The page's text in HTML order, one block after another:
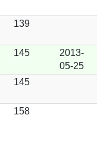
139
145
2013-
05-25
145
158